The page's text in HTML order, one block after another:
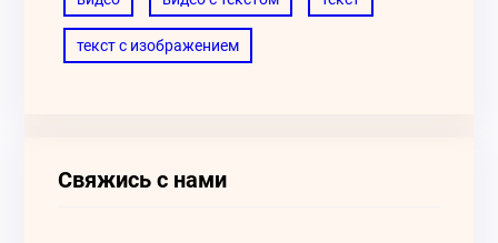
текст с изображением
Свяжись с нами